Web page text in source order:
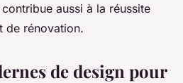
aussi à la réussite
de rénovation.
de design pour